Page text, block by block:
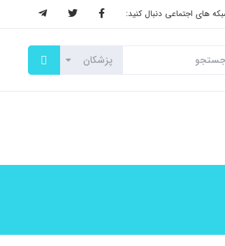
های اجتماعی دنبال کنید: